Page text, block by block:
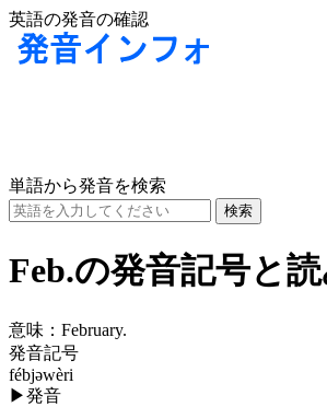
英語の発音の確認
単語から発音を検索
Feb.の発音記号と
意味： February.
発音記号
fébjəwèri
▶発音